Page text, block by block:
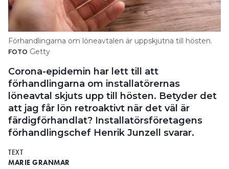
Förhandlingarna om löneavtalen är uppskjutna till hösten.
FOTO Getty
Corona-epidemin har lett till att
förhandlingarna om installatörernas
löneavtal skjuts upp till hösten. Betyder det
att jag får lön retroaktivt när det väl är
färdigförhandlat? Installatörsföretagens
förhandlingschef Henrik Junzell svarar.
TEXT
MARIE GRANMAR